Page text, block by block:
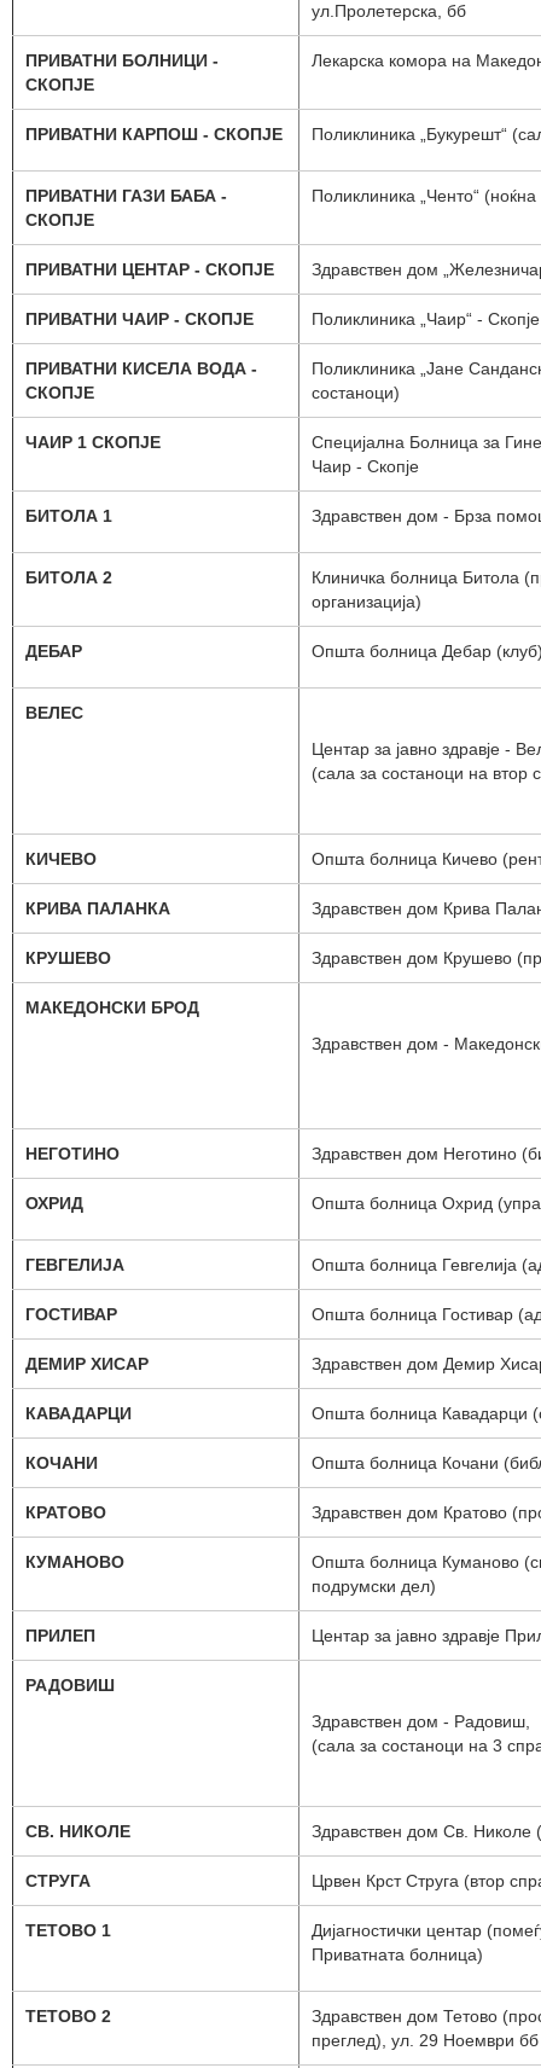
ул.Пролетерска, бб
ПРИВАТНИ БОЛНИЦИ -
СКОПЈЕ
Лекарска комора на
ПРИВАТНИ КАРПОШ - СКОПЈЕ Поликлиника „Букурешт“
ПРИВАТНИ ГАЗИ БАБА -
СКОПЈЕ
Поликлиника „Ченто“
ПРИВАТНИ ЦЕНТАР - СКОПЈЕ Здравствен дом
ПРИВАТНИ ЧАИР - СКОПЈЕ Поликлиника „Чаир“ - Скопје
ПРИВАТНИ КИСЕЛА ВОДА -
СКОПЈЕ
Поликлиника „Јане
состаноци)
ЧАИР 1 СКОПЈЕ
Специјална Болница за
Чаир - Скопје
БИТОЛА 1 Здравствен дом - Брза
БИТОЛА 2
Клиничка болница Битола
организација)
ДЕБАР Општа болница Дебар
ВЕЛЕС
Центар за јавно здравје -
(сала за состаноци на втор
КИЧЕВО Општа болница Кичево
КРИВА ПАЛАНКА Здравствен дом Крива
КРУШЕВО Здравствен дом Крушево
МАКЕДОНСКИ БРОД
Здравствен дом -
НЕГОТИНО Здравствен дом Неготино
ОХРИД Општа болница Охрид
ГЕВГЕЛИЈА Општа болница Гевгелија
ГОСТИВАР Општа болница Гостивар
ДЕМИР ХИСАР Здравствен дом Демир
КАВАДАРЦИ Општа болница Кавадарци
КОЧАНИ Општа болница Кочани
КРАТОВО Здравствен дом Кратово
КУМАНОВО
Општа болница Куманово
подрумски дел)
ПРИЛЕП Центар за јавно здравје
РАДОВИШ
Здравствен дом - Радовиш,
(сала за состаноци на 3
СВ. НИКОЛЕ Здравствен дом Св. Николе
СТРУГА Црвен Крст Струга (втор
ТЕТОВО 1
Дијагностички центар
Приватната болница)
ТЕТОВО 2
Здравствен дом Тетово
преглед), ул. 29 Ноември бб